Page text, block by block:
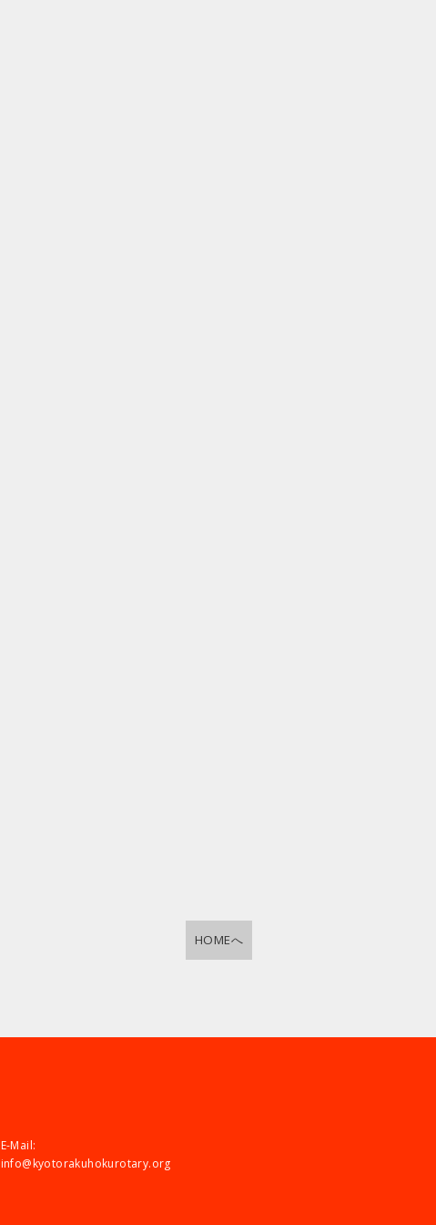
HOMEへ
E-Mail:
info@kyotorakuhokurotary.org